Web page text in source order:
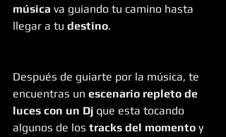
música va guiando tu camino hasta
llegar a tu destino.
Después de guiarte por la música, te
encuentras un escenario repleto de
luces con un Dj que esta tocando
algunos de los tracks del momento y